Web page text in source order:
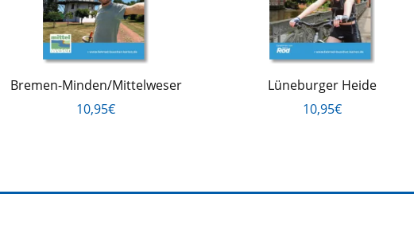
Bremen-Minden/Mittelweser
10,95€
Lüneburger Heide
10,95€